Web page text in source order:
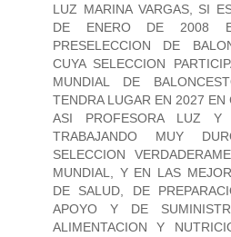
LUZ MARINA VARGAS, SI
DE ENERO DE 2008
PRESELECCION DE
CUYA SELECCION
MUNDIAL DE
TENDRA LUGAR EN 2027 EN
ASI PROFESORA LUZ
TRABAJANDO MUY
SELECCION
MUNDIAL, Y EN LAS
DE SALUD, DE
APOYO Y DE
ALIMENTACION Y